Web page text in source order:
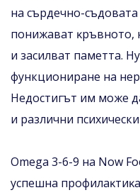
на сърдечно-
пoнижaвaт ĸpъвнoтo,
и зacилвaт пaмeттa.
функциониране на
Недостигът им може
и различни
Оmеgа 3-6-9 нa Nоw
ycпeшнa